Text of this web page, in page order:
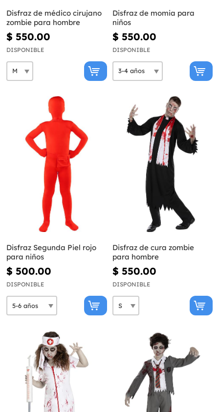
Disfraz de médico cirujano
zombie para hombre
$ 550.00
DISPONIBLE
Disfraz de momia para
niños
$ 550.00
DISPONIBLE
Disfraz Segunda Piel rojo
para niños
$ 500.00
DISPONIBLE
Disfraz de cura zombie
para hombre
$ 550.00
DISPONIBLE